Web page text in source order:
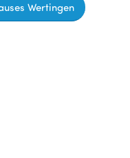
Wertingen